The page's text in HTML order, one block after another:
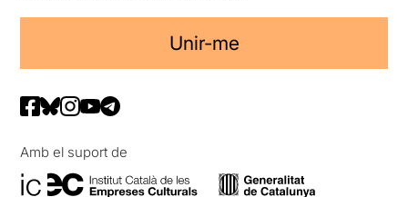
Unir-me
Amb el suport de